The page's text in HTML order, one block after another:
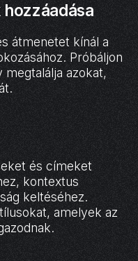
átmenetet kínál a
Próbáljon
azokat,
és címeket
kontextus
keltéséhez.
amelyek az